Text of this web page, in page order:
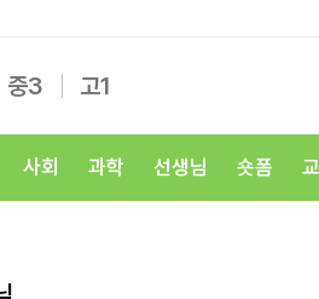
중3 고1
사회 과학 선생님 숏폼